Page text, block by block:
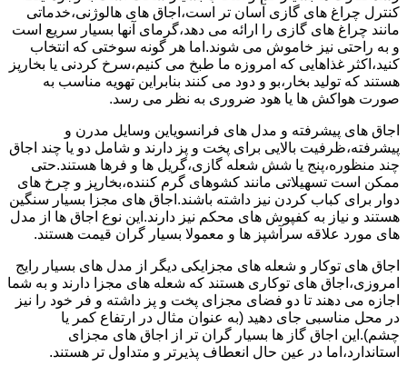
کنترل چراغ های گازی آسان تر است،اجاق های هالوژنی،خدماتی
مانند چراغ های گازی را ارائه می دهد،گرمای آنها بسیار سریع است
و به راحتی نیز خاموش می شوند.اما هر گونه سوختی که انتخاب
کنید،اکثر غذاهایی که امروزه ما طبخ می کنیم،سرخ کردنی یا بخارپز
هستند که تولید بخار،بو و دود می کنند بنابراین تهویه مناسب به
صورت هواکش ها یا هود ضروری به نظر می رسد.
اجاق های پیشرفته و مدل های فرانسویاین وسایل مدرن و
پیشرفته،ظرفیت بالایی برای پخت و پز دارند و شامل دو یا چند اجاق
چند منظوره،پنج یا شش شعله گازی،گریل ها و فرها هستند.حتی
ممکن است تسهیلاتی مانند کشوهای گرم کننده،بخارپز و چرخ های
دوار برای کباب کردن نیز داشته باشند.اجاق های مجزا بسیار سنگین
هستند و نیاز به کفپوش های محکم نیز دارند.این نوع اجاق ها از مدل
های مورد علاقه سرآشپز ها و معمولا بسیار گران قیمت هستند.
اجاق های توکار و شعله های مجزایکی دیگر از مدل های بسیار رایج
امروزی،اجاق های توکاری هستند که شعله های مجزا دارند و به شما
اجازه می دهند تا دو فضای مجزای پخت و پز داشته و فر خود را نیز
در محل مناسبی جای دهید (به عنوان مثال در ارتفاع کمر یا
چشم).این اجاق گاز ها بسیار گران تر از اجاق های مجزای
استاندارد،اما در عین حال انعطاف پذیرتر و متداول تر هستند.